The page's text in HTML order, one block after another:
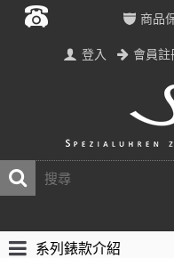
商品
登入 會員註
系列錶款介紹